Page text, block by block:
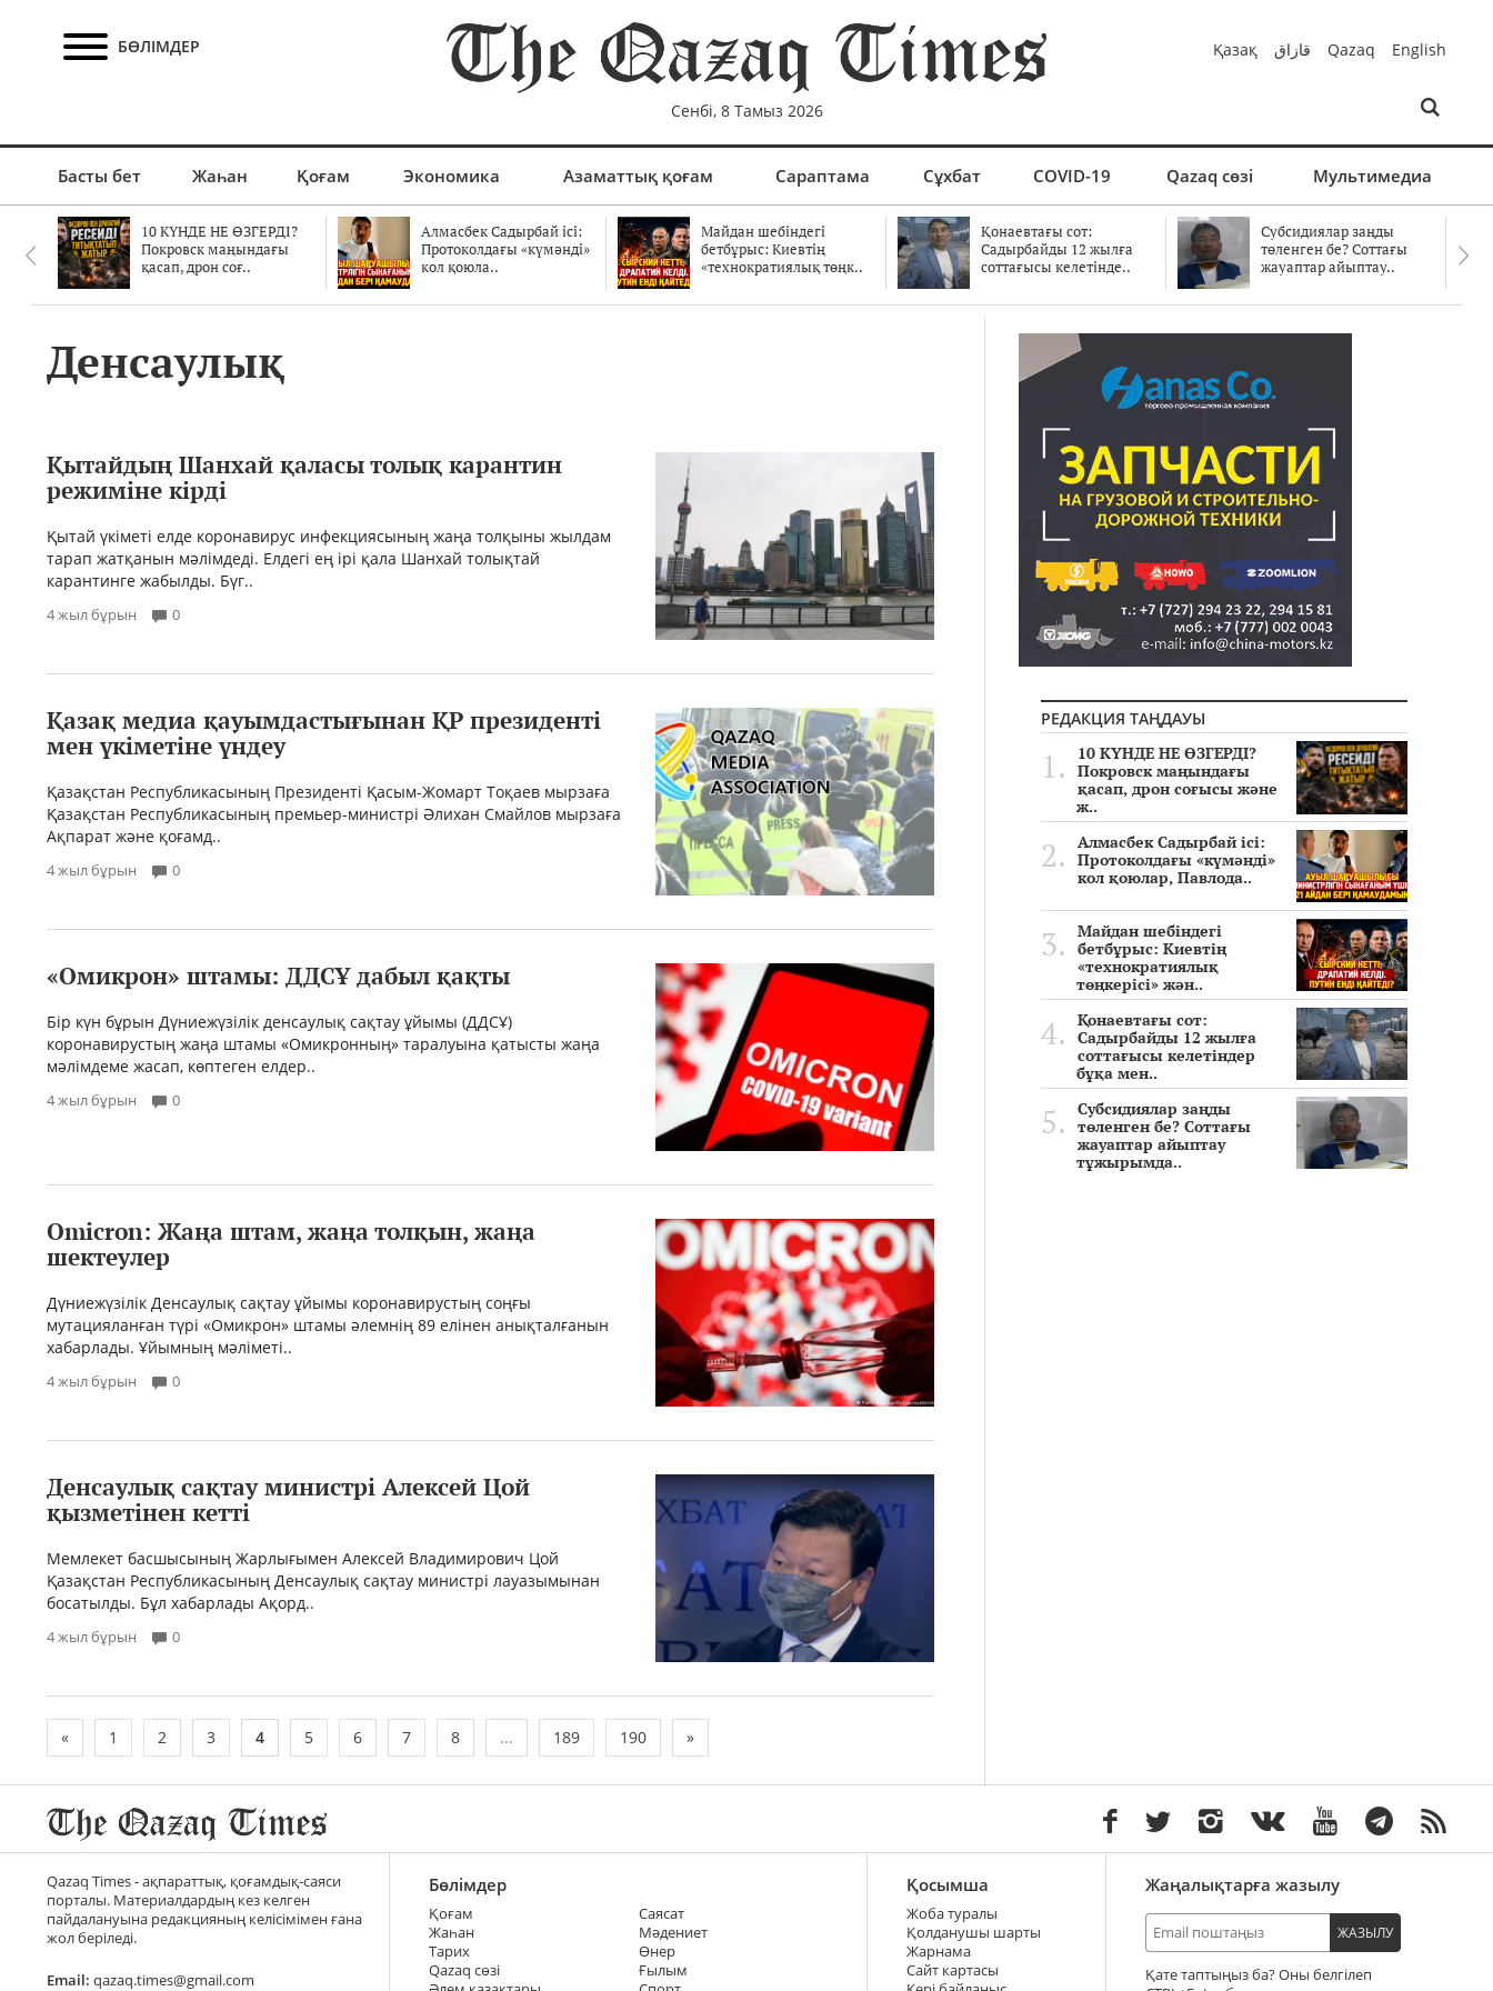
БӨЛІМДЕР
Сенбі, 8 Тамыз 2026
Қазақ قازاق Qazaq English
Басты бет Жаһан Қоғам Экономика Азаматтық қоғам Сараптама Сұхбат COVID-19 Qazaq сөзі Мультимедиа
10 КҮНДЕ НЕ ӨЗГЕРДІ?
Покровск маңындағы
қасап, дрон соғ..
Алмасбек Садырбай ісі:
Протоколдағы «күмәнді»
кол қоюла..
Майдан шебіндегі
бетбұрыс: Киевтің
«технократиялық төңк..
Қонаевтағы сот:
Садырбайды 12 жылға
соттағысы келетінде..
Субсидиялар заңды
төленген бе? Соттағы
жауаптар айыптау..
Денсаулық
Қытайдың Шанхай қаласы толық карантин
режиміне кірді
Қытай үкіметі елде коронавирус инфекциясының жаңа толқыны жылдам
тарап жатқанын мәлімдеді. Елдегі ең ірі қала Шанхай толықтай
карантинге жабылды. Бүг..
4 жыл бұрын 0
Қазақ медиа қауымдастығынан ҚР президенті
мен үкіметіне үндеу
Қазақстан Республикасының Президенті Қасым-Жомарт Тоқаев мырзаға
Қазақстан Республикасының премьер-министрі Әлихан Смайлов мырзаға
Ақпарат және қоғамд..
4 жыл бұрын 0
«Омикрон» штамы: ДДСҰ дабыл қақты
Бір күн бұрын Дүниежүзілік денсаулық сақтау ұйымы (ДДСҰ)
коронавирустың жаңа штамы «Омикронның» таралуына қатысты жаңа
мәлімдеме жасап, көптеген елдер..
4 жыл бұрын 0
Omicron: Жаңа штам, жаңа толқын, жаңа
шектеулер
Дүниежүзілік Денсаулық сақтау ұйымы коронавирустың соңғы
мутацияланған түрі «Омикрон» штамы әлемнің 89 елінен анықталғанын
хабарлады. Ұйымның мәліметі..
4 жыл бұрын 0
Денсаулық сақтау министрі Алексей Цой
қызметінен кетті
Мемлекет басшысының Жарлығымен Алексей Владимирович Цой
Қазақстан Республикасының Денсаулық сақтау министрі лауазымынан
босатылды. Бұл хабарлады Ақорд..
4 жыл бұрын 0
« 1 2 3 4 5 6 7 8 ... 189 190 »
РЕДАКЦИЯ ТАҢДАУЫ
10 КҮНДЕ НЕ ӨЗГЕРДІ?
Покровск маңындағы
қасап, дрон соғысы және
ж..
Алмасбек Садырбай ісі:
Протоколдағы «күмәнді»
кол қоюлар, Павлода..
Майдан шебіндегі
бетбұрыс: Киевтің
«технократиялық
төңкерісі» жән..
Қонаевтағы сот:
Садырбайды 12 жылға
соттағысы келетіндер
бұқа мен..
Субсидиялар заңды
төленген бе? Соттағы
жауаптар айыптау
тұжырымда..
Qazaq Times - ақпараттық, қоғамдық-саяси
порталы. Материалдардың кез келген
пайдалануына редакцияның келісімімен ғана
жол беріледі.
Email: qazaq.times@gmail.com
Бөлімдер
Қоғам
Жаһан
Тарих
Qazaq сөзі
Саясат
Мәдениет
Өнер
Ғылым
Қосымша
Жоба туралы
Қолданушы шарты
Жарнама
Сайт картасы
Жаңалықтарға жазылу
ЖАЗЫЛУ
Қате таптыңыз ба? Оны белгілеп